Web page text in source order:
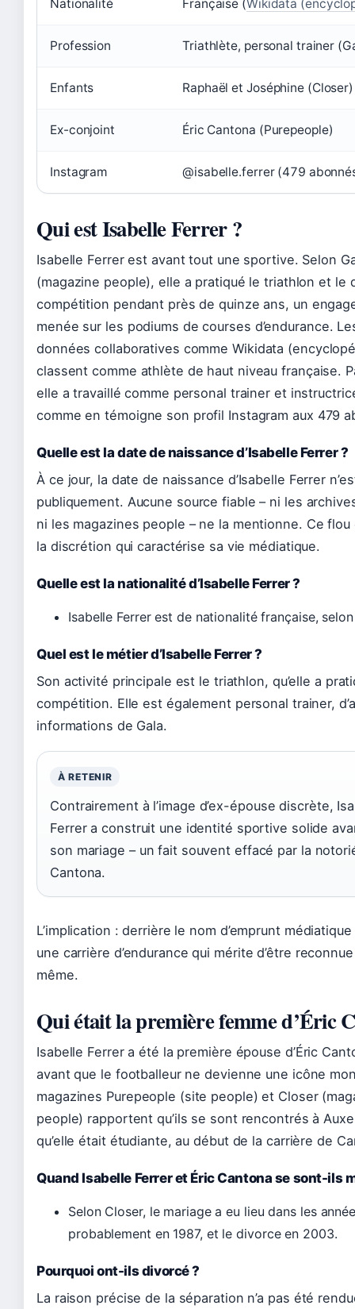
Nationalité Française (Wikidata
Profession Triathlète, personal trainer
Enfants Raphaël et Joséphine (Closer)
Ex-conjoint Éric Cantona (Purepeople)
Instagram @isabelle.ferrer (479
Qui est Isabelle Ferrer ?
Isabelle Ferrer est avant tout une sportive. Selon
(magazine people), elle a pratiqué le triathlon et le
compétition pendant près de quinze ans, un
menée sur les podiums de courses d’endurance.
données collaboratives comme Wikidata
classent comme athlète de haut niveau française.
elle a travaillé comme personal trainer et
comme en témoigne son profil Instagram aux 479
Quelle est la date de naissance d’Isabelle Ferrer ?
À ce jour, la date de naissance d’Isabelle Ferrer
publiquement. Aucune source fiable – ni les
ni les magazines people – ne la mentionne. Ce flou
la discrétion qui caractérise sa vie médiatique.
Quelle est la nationalité d’Isabelle Ferrer ?
Isabelle Ferrer est de nationalité française,
Quel est le métier d’Isabelle Ferrer ?
Son activité principale est le triathlon, qu’elle a
compétition. Elle est également personal trainer,
informations de Gala.
À RETENIR
Contrairement à l’image d’ex-épouse discrète,
Ferrer a construit une identité sportive solide
son mariage – un fait souvent effacé par la
Cantona.
L’implication : derrière le nom d’emprunt
une carrière d’endurance qui mérite d’être
même.
Qui était la première femme d’Éric
Isabelle Ferrer a été la première épouse d’Éric
avant que le footballeur ne devienne une icône
magazines Purepeople (site people) et Closer
people) rapportent qu’ils se sont rencontrés à
qu’elle était étudiante, au début de la carrière de
Quand Isabelle Ferrer et Éric Cantona se sont-ils
Selon Closer, le mariage a eu lieu dans les
probablement en 1987, et le divorce en 2003.
Pourquoi ont-ils divorcé ?
La raison précise de la séparation n’a pas été